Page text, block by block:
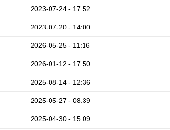
2023-07-24 - 17:52
2023-07-20 - 14:00
2026-05-25 - 11:16
2026-01-12 - 17:50
2025-08-14 - 12:36
2025-05-27 - 08:39
2025-04-30 - 15:09